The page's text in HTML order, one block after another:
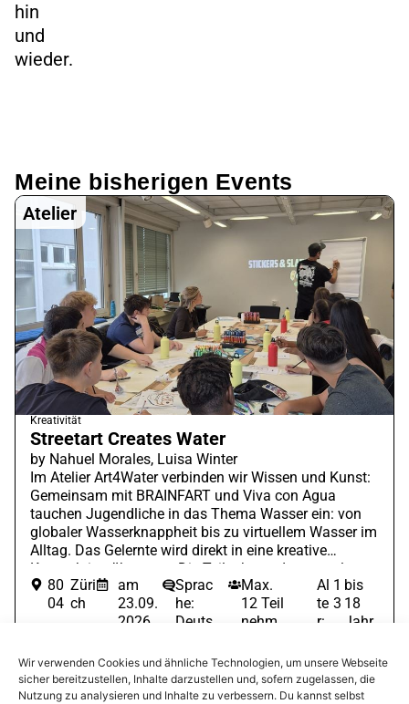
Wir verwenden Cookies und ähnliche Technologien, um unsere Webseite
sicher bereitzustellen, Inhalte darzustellen und, sofern zugelassen, die
Nutzung zu analysieren und Inhalte zu verbessern. Du kannst selbst
hin
und
wieder.
Meine bisherigen Events
Atelier
Kreativität
Streetart Creates Water
by Nahuel Morales, Luisa Winter
Im Atelier Art4Water verbinden wir Wissen und Kunst:
Gemeinsam mit BRAINFART und Viva con Agua
tauchen Jugendliche in das Thema Wasser ein: von
globaler Wasserknappheit bis zu virtuellem Wasser im
Alltag. Das Gelernte wird direkt in eine kreative
Kunstaktion übersetzt: Die Teilnehmenden gestalten
eigenen Sticker und erlernen hierbei verschiedene
Streetart Techniken. So wird Wissen nicht nur vermittelt,
sondern gemeinsam be-greifbar gemacht.
80
04
Züri
ch
am
23.09.
2026
09.00
Sprac
he:
Deuts
Max.
12 Teil
nehm
Al
te
r:
1
3
bis
18
Jahr
Buchungsgrad: 0%